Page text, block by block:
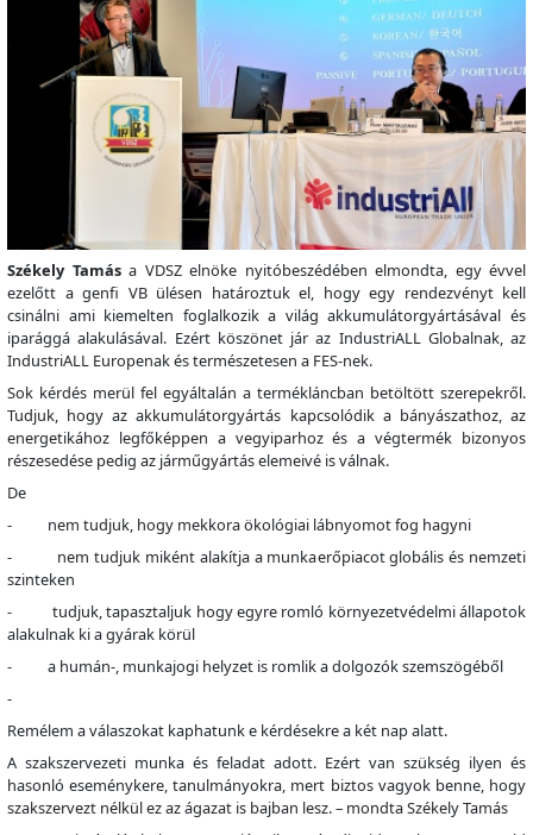
Székely Tamása VDSZ elnöke nyitóbeszédében elmondta, egy évvel
ezelőtt a genfi VB ülésen határoztuk el, hogy egy rendezvényt kell
csinálni ami kiemelten foglalkozik a világ akkumulátorgyártásával és
iparággá alakulásával. Ezért köszönet jár az IndustriALL Globalnak, az
IndustriALL Europenak és természetesen a FES-nek.
Sok kérdés merül fel egyáltalán a termékláncban betöltött szerepekről.
Tudjuk, hogy az akkumulátorgyártás kapcsolódik a bányászathoz, az
energetikához legfőképpen a vegyiparhoz és a végtermék bizonyos
részesedése pedig az járműgyártás elemeivé is válnak.
De
- nem tudjuk, hogy mekkora ökológiai lábnyomot fog hagyni
- nem tudjuk miként alakítja a munkaerőpiacot globális és nemzeti
szinteken
- tudjuk, tapasztaljuk hogy egyre romló környezetvédelmi állapotok
alakulnak ki a gyárak körül
- a humán-, munkajogi helyzet is romlik a dolgozók szemszögéből
-
Remélem a válaszokat kaphatunk e kérdésekre a két nap alatt.
A szakszervezeti munka és feladat adott. Ezért van szükség ilyen és
hasonló eseménykere, tanulmányokra, mert biztos vagyok benne, hogy
szakszervezt nélkül ez az ágazat is bajban lesz. – mondta Székely Tamás